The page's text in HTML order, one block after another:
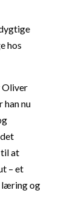
hos
Oliver
han nu
til at
– et
læring og